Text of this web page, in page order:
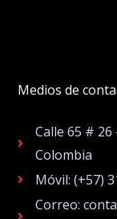
Medios de
Calle 65 #
Colombia
Móvil: (+57)
Correo: